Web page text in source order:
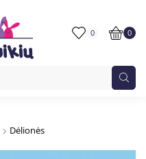
0 0
Dėlionės